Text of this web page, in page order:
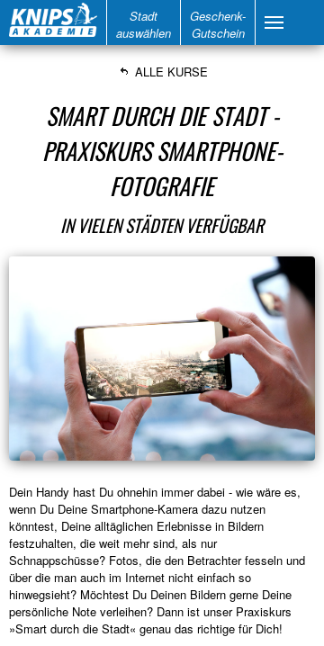
Stadt
auswählen
Geschenk-
Gutschein
ALLE KURSE
SMART DURCH DIE STADT -
PRAXISKURS SMARTPHONE-
FOTOGRAFIE
IN VIELEN STÄDTEN VERFÜGBAR
Dein Handy hast Du ohnehin immer dabei - wie wäre es,
wenn Du Deine Smartphone-Kamera dazu nutzen
könntest, Deine alltäglichen Erlebnisse in Bildern
festzuhalten, die weit mehr sind, als nur
Schnappschüsse? Fotos, die den Betrachter fesseln und
über die man auch im Internet nicht einfach so
hinwegsieht? Möchtest Du Deinen Bildern gerne Deine
persönliche Note verleihen? Dann ist unser Praxiskurs
»Smart durch die Stadt« genau das richtige für Dich!